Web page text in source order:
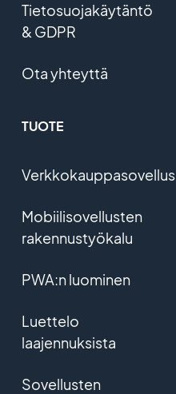
Tietosuojakäytäntö
& GDPR
Ota yhteyttä
TUOTE
Verkkokauppasovellus
Mobiilisovellusten
rakennustyökalu
PWA:n luominen
Luettelo
laajennuksista
Sovellusten